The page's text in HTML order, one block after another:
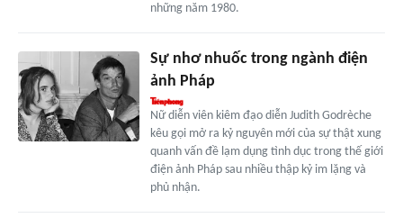
những năm 1980.
Sự nhơ nhuốc trong ngành điện
ảnh Pháp
Nữ diễn viên kiêm đạo diễn Judith Godrèche
kêu gọi mở ra kỷ nguyên mới của sự thật xung
quanh vấn đề lạm dụng tình dục trong thế giới
điện ảnh Pháp sau nhiều thập kỷ im lặng và
phủ nhận.